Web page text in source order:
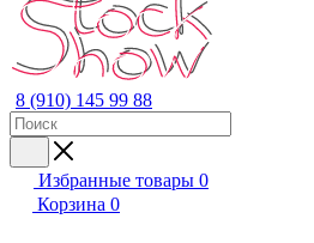
8 (910) 145 99 88
Избранные товары 0
Корзина 0